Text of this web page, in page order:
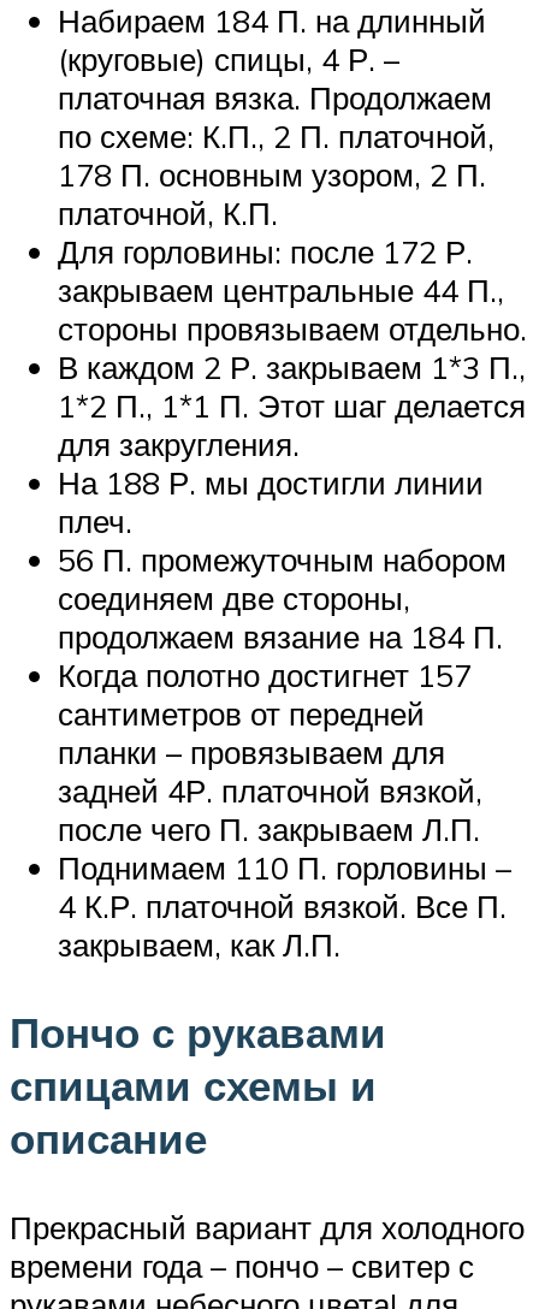
Набираем 184 П. на длинный
(круговые) спицы, 4 Р. –
платочная вязка. Продолжаем
по схеме: К.П., 2 П. платочной,
178 П. основным узором, 2 П.
платочной, К.П.
Для горловины: после 172 Р.
закрываем центральные 44 П.,
стороны провязываем отдельно.
В каждом 2 Р. закрываем 1*3 П.,
1*2 П., 1*1 П. Этот шаг делается
для закругления.
На 188 Р. мы достигли линии
плеч.
56 П. промежуточным набором
соединяем две стороны,
продолжаем вязание на 184 П.
Когда полотно достигнет 157
сантиметров от передней
планки – провязываем для
задней 4Р. платочной вязкой,
после чего П. закрываем Л.П.
Поднимаем 110 П. горловины –
4 К.Р. платочной вязкой. Все П.
закрываем, как Л.П.
Пончо с рукавами
спицами схемы и
описание
Прекрасный вариант для холодного
времени года – пончо – свитер с